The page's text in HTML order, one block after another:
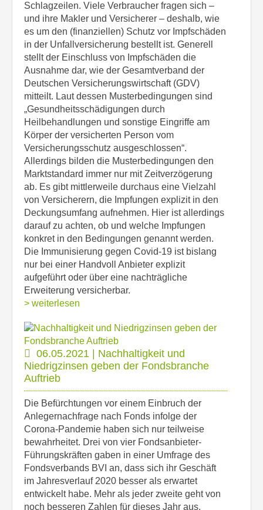
Schlagzeilen. Viele Verbraucher fragen sich –
und ihre Makler und Versicherer – deshalb, wie
es um den (finanziellen) Schutz vor Impfschäden
in der Unfallversicherung bestellt ist. Generell
stellt der Einschluss von Impfschäden die
Ausnahme dar, wie der Gesamtverband der
Deutschen Versicherungswirtschaft (GDV)
mitteilt. Laut dessen Musterbedingungen sind
„Gesundheitsschädigungen durch
Heilbehandlungen und sonstige Eingriffe am
Körper der versicherten Person vom
Versicherungsschutz ausgeschlossen“.
Allerdings bilden die Musterbedingungen den
Marktstandard immer nur mit Zeitverzögerung
ab. Es gibt mittlerweile durchaus eine Vielzahl
von Versicherern, die Impfungen explizit in den
Deckungsumfang aufnehmen. Hier ist allerdings
darauf zu achten, ob und welche Impfungen
konkret in den Bedingungen genannt werden.
Die Immunisierung gegen Covid-19 ist bislang
nur bei einer Handvoll Anbieter explizit
aufgeführt oder über eine nachträgliche
Erweiterung versicherbar.
> weiterlesen
06.05.2021 | Nachhaltigkeit und
Niedrigzinsen geben der Fondsbranche
Auftrieb
Die Befürchtungen vor einem Einbruch der
Anlegernachfrage nach Fonds infolge der
Corona-Pandemie haben sich nur teilweise
bewahrheitet. Drei von vier Fondsanbieter-
Führungskräften gaben in einer Umfrage des
Fondsverbands BVI an, dass sich ihr Geschäft
im Jahresverlauf 2020 besser als erwartet
entwickelt habe. Mehr als jeder zweite geht von
noch besseren Zahlen für dieses Jahr aus.